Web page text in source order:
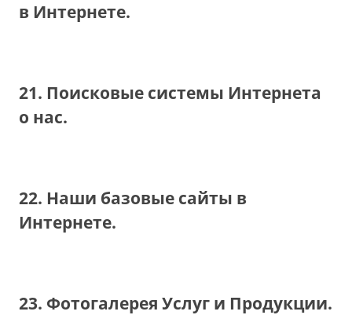
в Интернете.
21. Поисковые системы Интернета
о нас.
22. Наши базовые сайты в
Интернете.
23. Фотогалерея Услуг и Продукции.